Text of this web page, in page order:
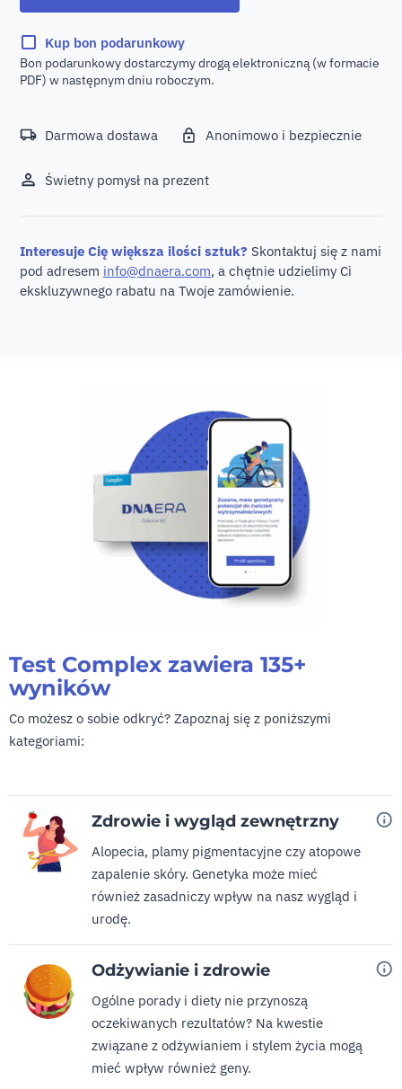
Kup bon podarunkowy
Bon podarunkowy dostarczymy drogą elektroniczną (w formacie
PDF) w następnym dniu roboczym.
Darmowa dostawa Anonimowo i bezpiecznie
Świetny pomysł na prezent
Interesuje Cię większa ilości sztuk? Skontaktuj się z nami
pod adresem info@dnaera.com, a chętnie udzielimy Ci
ekskluzywnego rabatu na Twoje zamówienie.
Test Complex zawiera 135+
wyników
Co możesz o sobie odkryć? Zapoznaj się z poniższymi
kategoriami:
Zdrowie i wygląd zewnętrzny
Alopecia, plamy pigmentacyjne czy atopowe
zapalenie skóry. Genetyka może mieć
również zasadniczy wpływ na nasz wygląd i
urodę.
Odżywianie i zdrowie
Ogólne porady i diety nie przynoszą
oczekiwanych rezultatów? Na kwestie
związane z odżywianiem i stylem życia mogą
mieć wpływ również geny.